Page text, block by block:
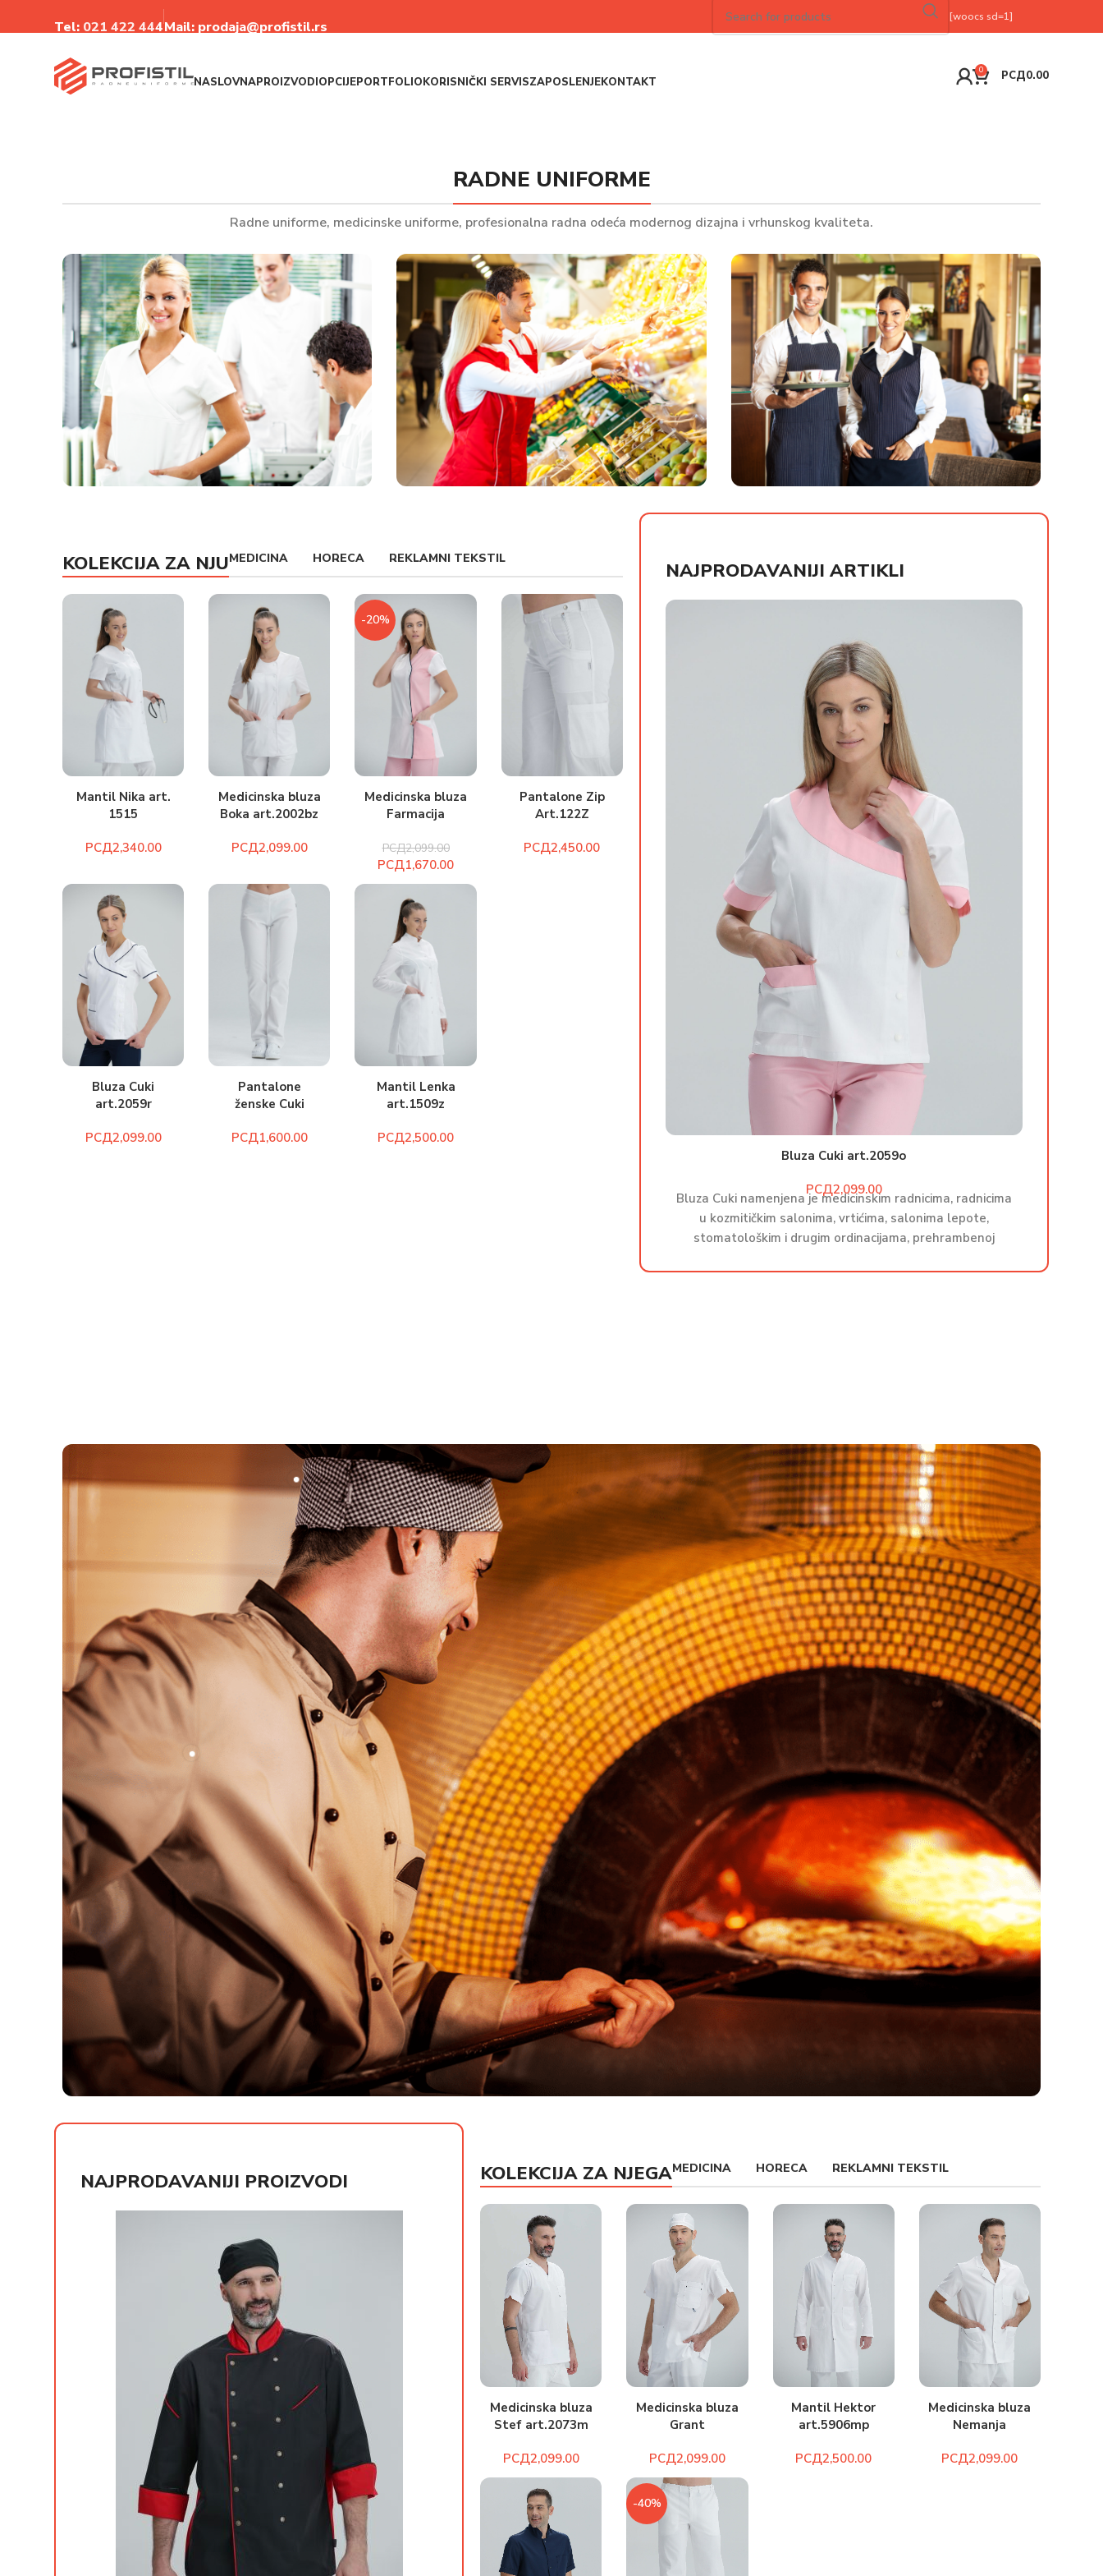
Tel: 021 422 444Mail: prodaja@profistil.rs
[woocs sd=1]
NASLOVNAPROIZVODIOPCIJEPORTFOLIOKORISNIČKI SERVISZAPOSLENJEKONTAKT
0 РСД0.00
RADNE UNIFORME
Radne uniforme, medicinske uniforme, profesionalna radna odeća modernog dizajna i vrhunskog kvaliteta.
KOLEKCIJA ZA NJUMEDICINA HORECA REKLAMNI TEKSTIL
Mantil Nika art.
1515
РСД
Medicinska bluza
Boka art.2002bz
РСД
-20%
Medicinska bluza
Farmacija
РСД2,099.00
РСД1,670.00
Pantalone Zip
Art.122Z
РСД
Bluza Cuki
art.2059r
РСД
Pantalone
ženske Cuki
РСД
Mantil Lenka
art.1509z
РСД
NAJPRODAVANIJI ARTIKLI
Bluza Cuki art.2059o
РСД
Bluza Cuki namenjena je medicinskim radnicima, radnicima
u kozmitičkim salonima, vrtićima, salonima lepote,
stomatološkim i drugim ordinacijama, prehrambenoj
РСД
NAJPRODAVANIJI PROIZVODI KOLEKCIJA ZA NJEGAMEDICINA HORECA REKLAMNI TEKSTIL
Medicinska bluza
Stef art.2073m
РСД
Medicinska bluza
Grant
РСД
Mantil Hektor
art.5906mp
РСД
Medicinska bluza
Nemanja
РСД
-40%